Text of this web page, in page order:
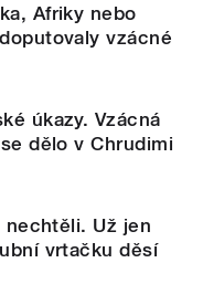
Afriky nebo
vzácné
úkazy. Vzácná
dělo v Chrudimi
Už jen
vrtačku děsí